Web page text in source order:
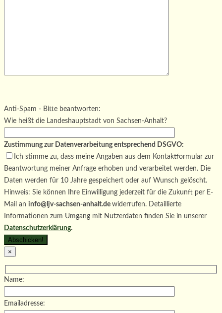
Bitte lasse dieses Feld leer.
Anti-Spam - Bitte beantworten:
Wie heißt die Landeshauptstadt von Sachsen-Anhalt?
Zustimmung zur Datenverarbeitung entsprechend DSGVO:
Ich stimme zu, dass meine Angaben aus dem Kontaktformular zur
Beantwortung meiner Anfrage erhoben und verarbeitet werden. Die
Daten werden für 10 Jahre gespeichert oder auf Wunsch gelöscht.
Hinweis: Sie können Ihre Einwilligung jederzeit für die Zukunft per E-
Mail an info@ljv-sachsen-anhalt.de widerrufen. Detaillierte
Informationen zum Umgang mit Nutzerdaten finden Sie in unserer
Datenschutzerklärung.
×
Name:
Emailadresse: